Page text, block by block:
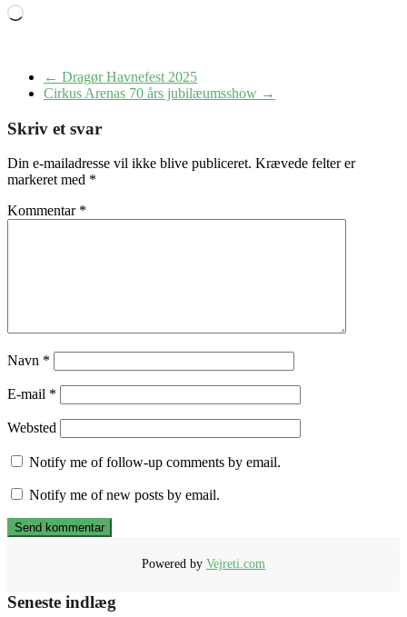
Loading…
← Dragør Havnefest 2025
Cirkus Arenas 70 års jubilæumsshow →
Skriv et svar
Din e-mailadresse vil ikke blive publiceret. Krævede felter er
markeret med *
Kommentar *
Navn *
E-mail *
Websted
Notify me of follow-up comments by email.
Notify me of new posts by email.
Powered by Vejreti.com
Seneste indlæg